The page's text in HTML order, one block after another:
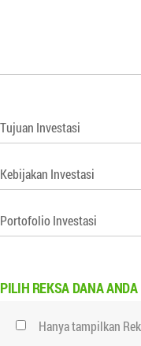
Tujuan Investasi
Kebijakan Investasi
Portofolio Investasi
PILIH REKSA DANA ANDA
Hanya tampilkan